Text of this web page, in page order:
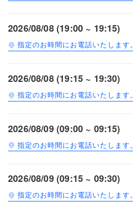
2026/08/08 (19:00 ~ 19:15)
指定のお時間にお電話いたします。
2026/08/08 (19:15 ~ 19:30)
指定のお時間にお電話いたします。
2026/08/09 (09:00 ~ 09:15)
指定のお時間にお電話いたします。
2026/08/09 (09:15 ~ 09:30)
指定のお時間にお電話いたします。